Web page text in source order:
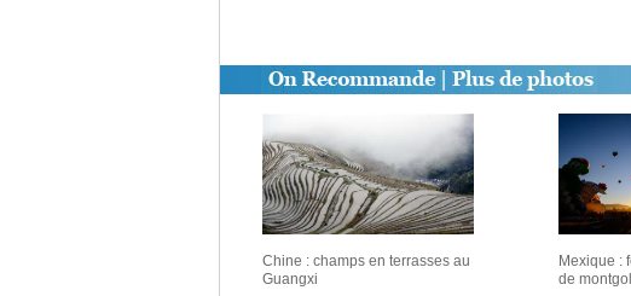
Chine : champs en terrasses au
Guangxi
Mexique :
de